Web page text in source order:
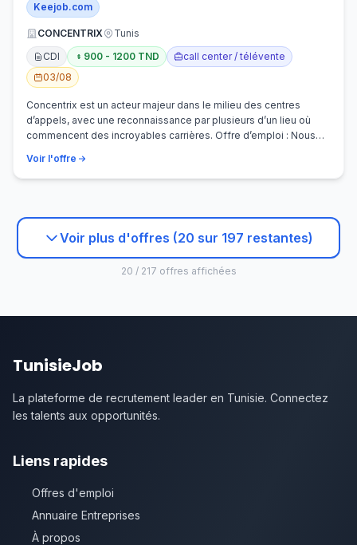
Keejob.com
CONCENTRIX
Tunis
CDI
900 - 1200 TND
call center / télévente
03/08
Concentrix est un acteur majeur dans le milieu des centres
d’appels, avec une reconnaissance par plusieurs d’un lieu où
commencent des incroyables carrières. Offre d’emploi : Nous
Voir l'offre
Voir plus d'offres (20 sur 197 restantes)
20 / 217 offres affichées
TunisieJob
La plateforme de recrutement leader en Tunisie. Connectez
les talents aux opportunités.
Liens rapides
Offres d'emploi
Annuaire Entreprises
À propos